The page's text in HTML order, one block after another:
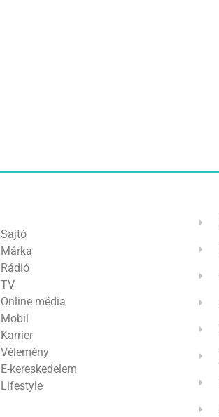
Sajtó
Márka
Rádió
TV
Online média
Mobil
Karrier
Vélemény
E-kereskedelem
Lifestyle